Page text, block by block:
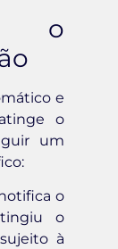
o
e
o
um
o
o
à